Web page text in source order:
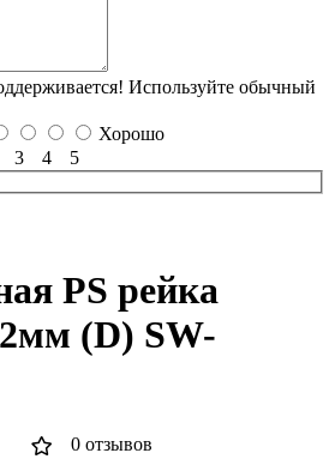
Используйте обычный
Хорошо
3 4 5
PS рейка
(D) SW-
0 отзывов